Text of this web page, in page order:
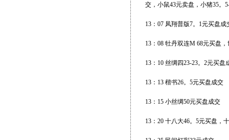
交，小鼠43元卖盘，小猪35。
13：07 凤翔普版7。1元买盘
13：08 牡丹双连M 68元买盘
13：10 丝绸四23-23。2元买
13：13 楷书26。5元买盘成交
13：15 小丝绸50元买盘成交
13：20 十八大46。5元买盘，